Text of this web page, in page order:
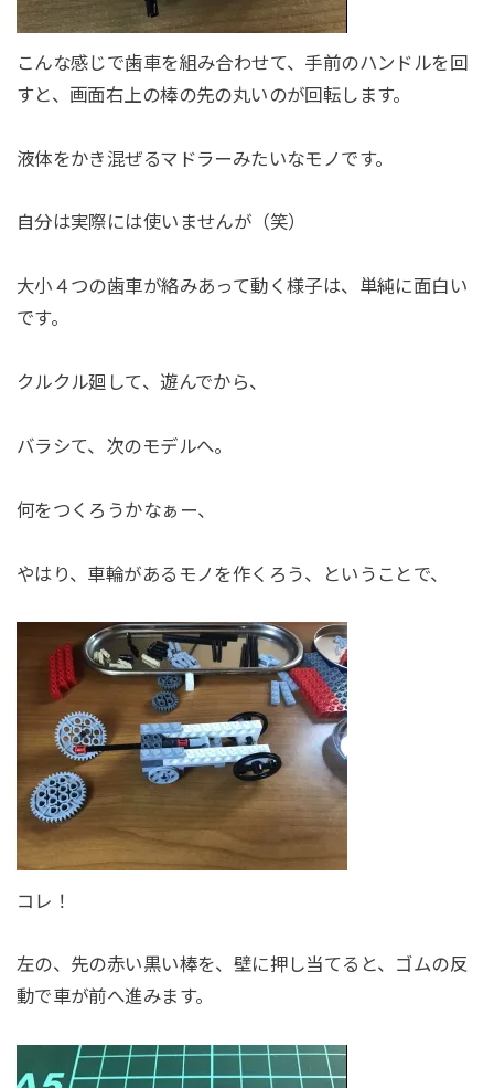
こんな感じで歯車を組み合わせて、手前のハンドルを回
すと、画面右上の棒の先の丸いのが回転します。
液体をかき混ぜるマドラーみたいなモノです。
自分は実際には使いませんが（笑）
大小４つの歯車が絡みあって動く様子は、単純に面白い
です。
クルクル廻して、遊んでから、
バラシて、次のモデルへ。
何をつくろうかなぁー、
やはり、車輪があるモノを作くろう、ということで、
コレ！
左の、先の赤い黒い棒を、壁に押し当てると、ゴムの反
動で車が前へ進みます。